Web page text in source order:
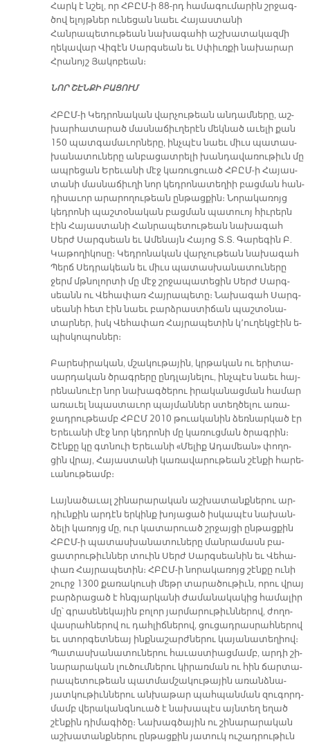
Հարկ է նշել, որ ՀԲԸՄ-ի 88-րդ հա­մա­գու­մա­րին շրջագ­
ծով ե­լոյթներ ու­նե­ցան նաեւ Հա­յաս­տա­նի
Հանրապետութեան նախագահի աշխատակազմի
ղեկավար Վիգէն Սարգսեան եւ Սփիւռ­քի նա­խա­րար
Հրա­նոյշ Յա­կո­բեան։
ՆՈՐ ՇԷՆ­ՔԻ ԲԱ­ՑՈՒՄ
ՀԲԸՄ-ի Կեդ­րո­նա­կան վար­չու­թեան ան­դամ­նե­րը, աշ­
խար­հա­տա­րած մաս­նա­ճիւ­ղե­րէն մեկ­նած ա­ւե­լի քան
150 պատ­գա­մա­ւոր­նե­րը, ինչ­պէս նաեւ միւս պա­տաս­
խա­նա­տու­նե­րը ան­բա­ցատ­րե­լի խան­դա­վա­ռու­թիւն մը
ապ­րե­ցան Ե­րե­ւա­նի մէջ կա­ռու­ցուած ՀԲԸՄ-ի Հա­յաս­
տա­նի մաս­նա­ճիւ­ղի նոր կեդ­րո­նա­տե­ղիի բաց­ման հան­
դի­սա­ւոր ա­րա­րո­ղու­թեան ըն­թաց­քին։ Նո­րա­կա­ռոյց
կեդ­րո­նի պաշ­տօ­նա­կան բաց­ման պա­տուոյ հիւ­րերն
էին Հա­յաս­տա­նի Հան­րա­պե­տու­թեան նա­խա­գահ
Սերժ Սարգ­սեան եւ Ա­մե­նայն Հա­յոց Տ.Տ. Գա­րե­գին Բ.
Կա­թո­ղի­կո­սը։ Կեդ­րո­նա­կան վար­չու­թեան նա­խա­գահ
Պերճ Սեդ­րա­կեան եւ միւս պա­տաս­խա­նա­տու­նե­րը
ջերմ մթնո­լոր­տի մը մէջ շրջա­պա­տե­ցին Սերժ Սարգ­
սեանն ու Վե­հա­փառ Հայ­րա­պե­տը։ Նա­խա­գահ Սարգ­
սեա­նի հետ էին նաեւ բարձ­րաս­տի­ճան պաշ­տօ­նա­
տար­ներ, իսկ Վե­հա­փառ Հայ­րա­պե­տին կ՚ու­ղեկ­ցէին ե­
պիս­կո­պոս­ներ։
Բա­րե­սի­րա­կան, մշա­կու­թա­յին, կրթա­կան ու ե­րի­տա­
սար­դա­կան ծրագ­րե­րը ընդ­լայ­նե­լու, ինչ­պէս նաեւ հայ­
րե­նա­նուէր նոր նա­խագ­ծե­րու ի­րա­կա­նաց­ման հա­մար
ա­ռա­ւել նպաս­տա­ւոր պայ­ման­ներ ստեղ­ծե­լու ա­ռա­
ջադ­րու­թեամբ ՀԲԸՄ 2010 թուա­կա­նին ձեռ­նար­կած էր
Ե­րե­ւա­նի մէջ նոր կեդ­րո­նի մը կա­ռուց­ման ծրագ­րին։
Շէն­քը կը գտնուի Ե­րե­ւա­նի «Մե­լիք Ա­դա­մեան» փո­ղո­
ցին վրայ, Հա­յաս­տա­նի կա­ռա­վա­րու­թեան շէն­քի հա­րե­
ւա­նու­թեամբ։
Լայ­նա­ծա­ւալ շի­նա­րա­րա­կան աշ­խա­տանք­նե­րու ար­
դիւն­քին ար­դէն եր­կինք խո­յա­ցած իս­կա­պէս նա­խան­
ձե­լի կա­ռոյց մը, ուր կա­տա­րուած շրջայ­ցի ըն­թաց­քին
ՀԲԸՄ-ի պա­տաս­խա­նա­տու­նե­րը ման­րա­մասն բա­
ցատ­րու­թիւն­ներ տուին Սերժ Սարգ­սեա­նին եւ Վե­հա­
փառ Հայ­րա­պե­տին։ ՀԲԸՄ-ի նո­րա­կա­ռոյց շէն­քը ու­նի
շուրջ 1300 քա­ռա­կու­սի մեթր տա­րա­ծու­թիւն, ո­րու վրայ
բարձ­րա­ցած է հնգյար­կա­նի ժա­մա­նա­կա­կից հա­մա­լիր
մը՝ գրա­սե­նե­կա­յին բո­լոր յար­մա­րու­թիւն­նե­րով, ժո­ղո­
վաս­րահ­նե­րով ու դահ­լիճ­նե­րով, ցու­ցադ­րաս­րահ­նե­րով
եւ ստոր­գետ­նեայ ինք­նա­շարժ­նե­րու կա­յա­նա­տե­ղիով։
Պա­տաս­խա­նա­տու­նե­րու հա­ւաս­տիաց­մամբ, ար­դի շի­
նա­րա­րա­կան լու­ծում­նե­րու կի­րառ­ման ու հին ճար­տա­
րա­պե­տու­թեան պատ­մամ­շա­կու­թա­յին ա­ռանձ­նա­
յատ­կու­թիւն­նե­րու ան­խա­թար պահ­պան­ման զու­գորդ­
մամբ վե­րա­կանգ­նուած է նա­խա­պէս այն­տեղ ե­ղած
շէն­քին դի­մա­գի­ծը։ Նա­խագ­ծա­յին ու շի­նա­րա­րա­կան
աշ­խա­տանք­նե­րու ըն­թաց­քին յա­տուկ ու­շադ­րու­թիւն